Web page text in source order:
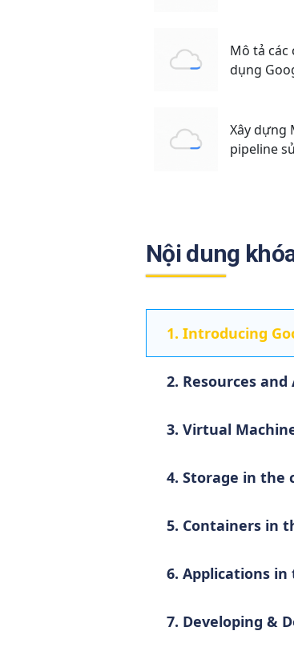
Mô tả các
dụng
Xây dựng
pipeline
Nội dung
1. Introducing
2. Resources and
3. Virtual
4. Storage in the
5. Containers in
6. Applications in
7. Developing &